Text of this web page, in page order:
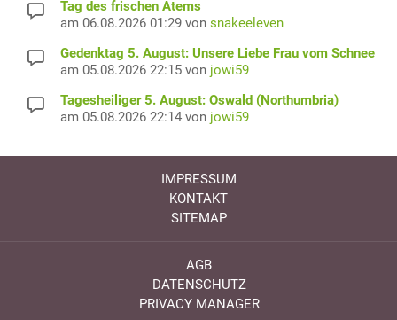
Tag des frischen Atems
am 06.08.2026 01:29 von snakeeleven
Gedenktag 5. August: Unsere Liebe Frau vom Schnee
am 05.08.2026 22:15 von jowi59
Tagesheiliger 5. August: Oswald (Northumbria)
am 05.08.2026 22:14 von jowi59
IMPRESSUM
KONTAKT
SITEMAP
AGB
DATENSCHUTZ
PRIVACY MANAGER